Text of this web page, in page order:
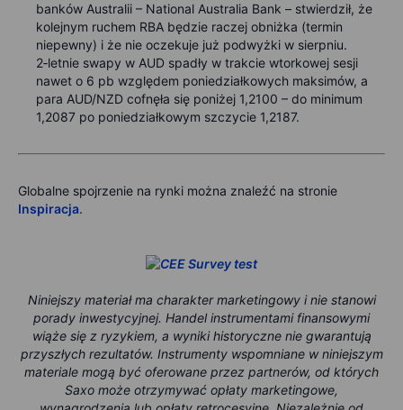
banków Australii – National Australia Bank – stwierdził, że
kolejnym ruchem RBA będzie raczej obniżka (termin
niepewny) i że nie oczekuje już podwyżki w sierpniu.
2‑letnie swapy w AUD spadły w trakcie wtorkowej sesji
nawet o 6 pb względem poniedziałkowych maksimów, a
para AUD/NZD cofnęła się poniżej 1,2100 – do minimum
1,2087 po poniedziałkowym szczycie 1,2187.
Globalne spojrzenie na rynki można znaleźć na stronie
Inspiracja.
Niniejszy materiał ma charakter marketingowy i nie stanowi
porady inwestycyjnej. Handel instrumentami finansowymi
wiąże się z ryzykiem, a wyniki historyczne nie gwarantują
przyszłych rezultatów. Instrumenty wspomniane w niniejszym
materiale mogą być oferowane przez partnerów, od których
Saxo może otrzymywać opłaty marketingowe,